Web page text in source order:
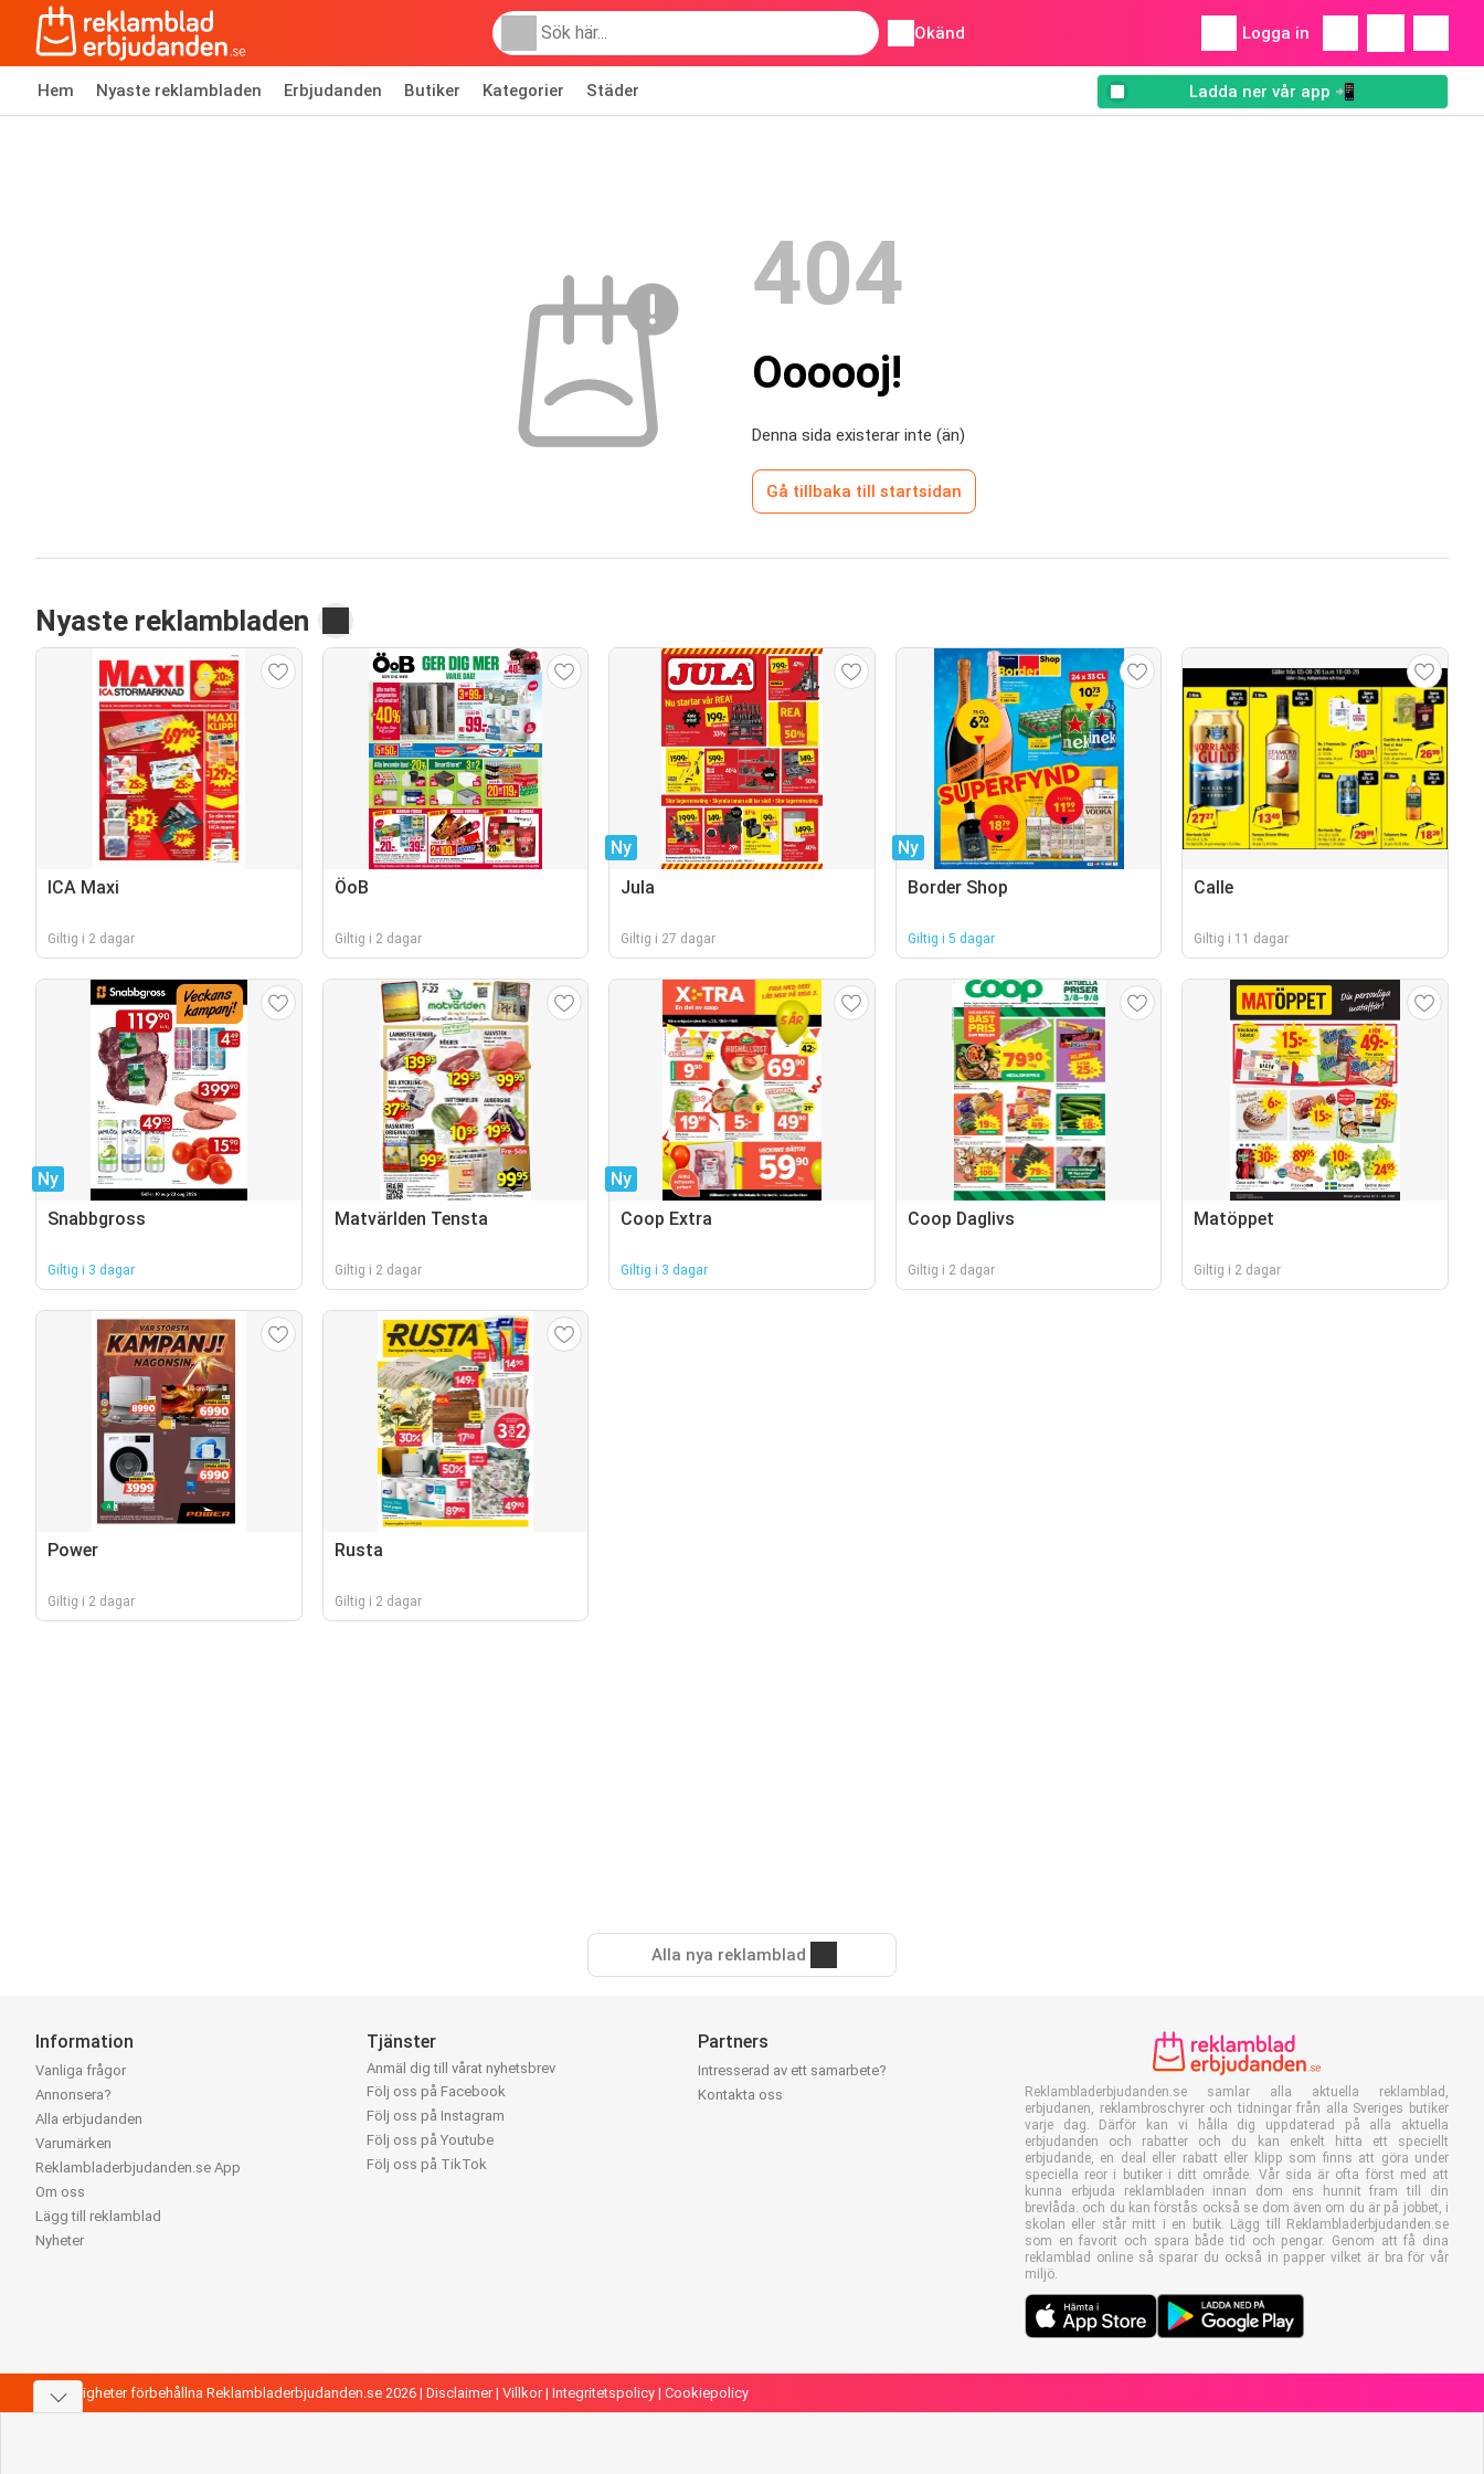
Okänd Logga in
Hem Nyaste reklambladen Erbjudanden Butiker Kategorier Städer Ladda ner vår app 📲
404
Oooooj!
Denna sida existerar inte (än)
Gå tillbaka till startsidan
Nyaste reklambladen
ICA Maxi
Giltig i 2 dagar
ÖoB
Giltig i 2 dagar
Ny
Jula
Giltig i 27 dagar
Ny
Border Shop
Giltig i 5 dagar
Calle
Giltig i 11 dagar
Ny
Snabbgross
Giltig i 3 dagar
Matvärlden Tensta
Giltig i 2 dagar
Ny
Coop Extra
Giltig i 3 dagar
Coop Daglivs
Giltig i 2 dagar
Matöppet
Giltig i 2 dagar
Power
Giltig i 2 dagar
Rusta
Giltig i 2 dagar
Alla nya reklamblad
Information
Vanliga frågor
Annonsera?
Alla erbjudanden
Varumärken
Reklambladerbjudanden.se App
Om oss
Lägg till reklamblad
Nyheter
Tjänster
Anmäl dig till vårat nyhetsbrev
Följ oss på Facebook
Följ oss på Instagram
Följ oss på Youtube
Följ oss på TikTok
Partners
Intresserad av ett samarbete?
Kontakta oss
Reklambladerbjudanden.se samlar alla aktuella reklamblad,
erbjudanen, reklambroschyrer och tidningar från alla Sveriges butiker
varje dag. Därför kan vi hålla dig uppdaterad på alla aktuella
erbjudanden och rabatter och du kan enkelt hitta ett speciellt
erbjudande, en deal eller rabatt eller klipp som finns att göra under
speciella reor i butiker i ditt område. Vår sida är ofta först med att
kunna erbjuda reklambladen innan dom ens hunnit fram till din
brevlåda. och du kan förstås också se dom även om du är på jobbet, i
skolan eller står mitt i en butik. Lägg till Reklambladerbjudanden.se
som en favorit och spara både tid och pengar. Genom att få dina
reklamblad online så sparar du också in papper vilket är bra för vår
miljö.
Alla rättigheter förbehållna Reklambladerbjudanden.se 2026 | Disclaimer| Villkor| Integritetspolicy | Cookiepolicy